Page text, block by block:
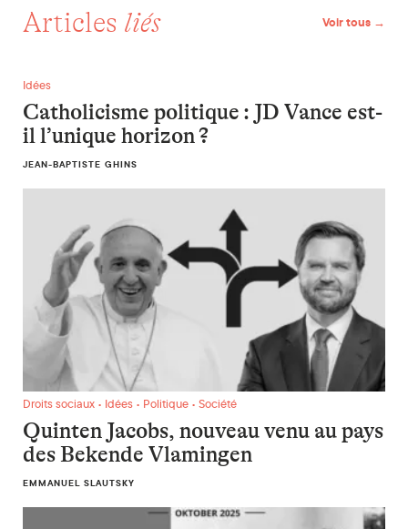
Articles liés Voir tous →
Catholicisme politique : JD Vance est-il l’unique horizon ?
Idées
Catholicisme politique : JD Vance est-
il l’unique horizon ?
JEAN-BAPTISTE GHINS
Quinten Jacobs, nouveau venu au pays des Bekende
Droits sociaux • Idées • Politique • Société
Quinten Jacobs, nouveau venu au pays
des Bekende Vlamingen
EMMANUEL SLAUTSKY